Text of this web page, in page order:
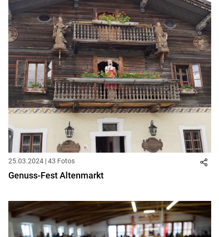
25.03.2024 | 43 Fotos
Genuss-Fest Altenmarkt